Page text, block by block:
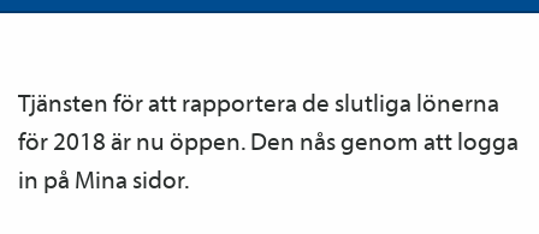
Tjänsten för att rapportera de slutliga lönerna
för 2018 är nu öppen. Den nås genom att logga
in på Mina sidor.